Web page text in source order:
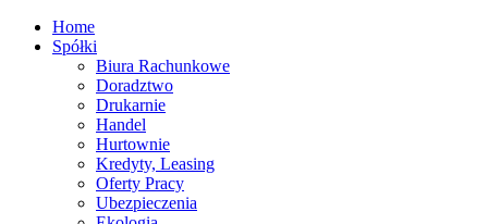
Home
Spółki
Biura Rachunkowe
Doradztwo
Drukarnie
Handel
Hurtownie
Kredyty, Leasing
Oferty Pracy
Ubezpieczenia